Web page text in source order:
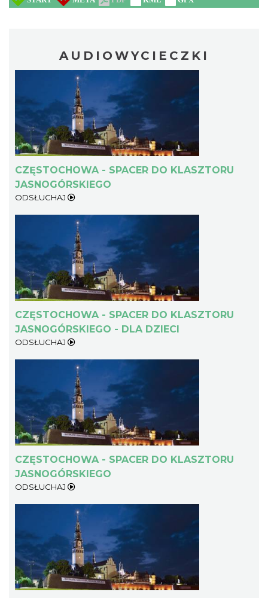
AUDIOWYCIECZKI
CZĘSTOCHOWA - SPACER DO KLASZTORU
JASNOGÓRSKIEGO
ODSŁUCHAJ
CZĘSTOCHOWA - SPACER DO KLASZTORU
JASNOGÓRSKIEGO - DLA DZIECI
ODSŁUCHAJ
CZĘSTOCHOWA - SPACER DO KLASZTORU
JASNOGÓRSKIEGO
ODSŁUCHAJ